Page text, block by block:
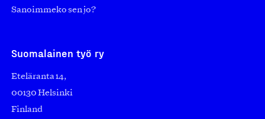
Sanoimmeko sen jo?
Suomalainen työ ry
Eteläranta 14,
00130 Helsinki
Finland